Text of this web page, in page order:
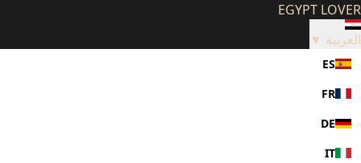
EGYPT LOVER
العربية ▼
ES
FR
DE
IT